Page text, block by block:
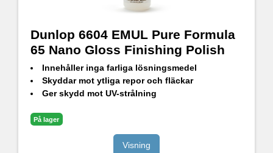
Dunlop 6604 EMUL Pure Formula
65 Nano Gloss Finishing Polish
Innehåller inga farliga lösningsmedel
Skyddar mot ytliga repor och fläckar
Ger skydd mot UV-strålning
På lager
Visning